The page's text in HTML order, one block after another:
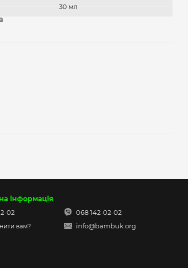
30 мл
інформація
02
вам?
068 142-02-02
info@bambuk.org